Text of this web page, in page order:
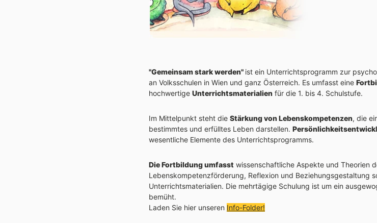
"Gemeinsam stark werden" ist ein Unterrichtsprogramm zur
an Volksschulen in Wien und ganz Österreich. Es umfasst eine
hochwertige Unterrichtsmaterialien für die 1. bis 4. Schulstufe.
Im Mittelpunkt steht die Stärkung von Lebenskompetenzen, die
bestimmtes und erfülltes Leben darstellen.
wesentliche Elemente des Unterrichtsprogramms.
Die Fortbildung umfasst wissenschaftliche Aspekte und Theorien
Lebenskompetenzförderung, Reflexion und Beziehungsgestaltung
Unterrichtsmaterialien. Die mehrtägige Schulung ist um ein
bemüht.
Laden Sie hier unseren Info-Folder!